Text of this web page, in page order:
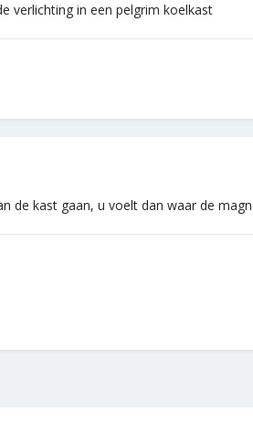
verlichting in een pelgrim koelkast
de kast gaan, u voelt dan waar de